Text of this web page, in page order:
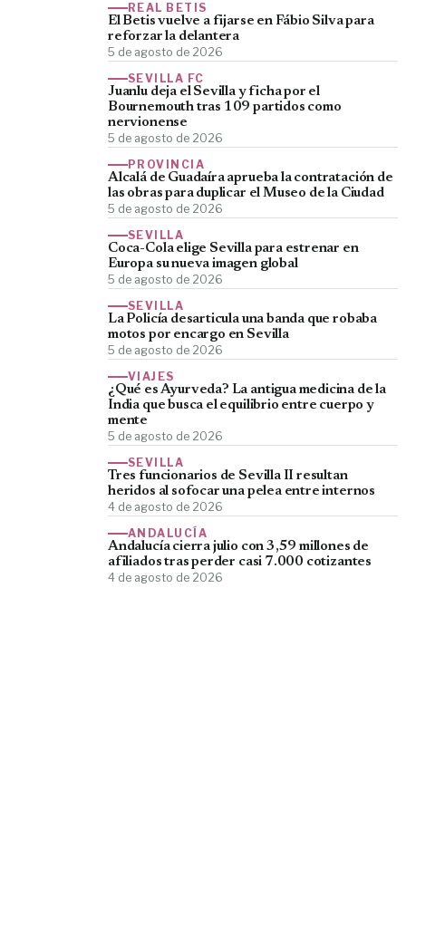
REAL BETIS
El Betis vuelve a fijarse en Fábio Silva para
reforzar la delantera
5 de agosto de 2026
SEVILLA FC
Juanlu deja el Sevilla y ficha por el
Bournemouth tras 109 partidos como
nervionense
5 de agosto de 2026
PROVINCIA
Alcalá de Guadaíra aprueba la contratación de
las obras para duplicar el Museo de la Ciudad
5 de agosto de 2026
SEVILLA
Coca-Cola elige Sevilla para estrenar en
Europa su nueva imagen global
5 de agosto de 2026
SEVILLA
La Policía desarticula una banda que robaba
motos por encargo en Sevilla
5 de agosto de 2026
VIAJES
¿Qué es Ayurveda? La antigua medicina de la
India que busca el equilibrio entre cuerpo y
mente
5 de agosto de 2026
SEVILLA
Tres funcionarios de Sevilla II resultan
heridos al sofocar una pelea entre internos
4 de agosto de 2026
ANDALUCÍA
Andalucía cierra julio con 3,59 millones de
afiliados tras perder casi 7.000 cotizantes
4 de agosto de 2026